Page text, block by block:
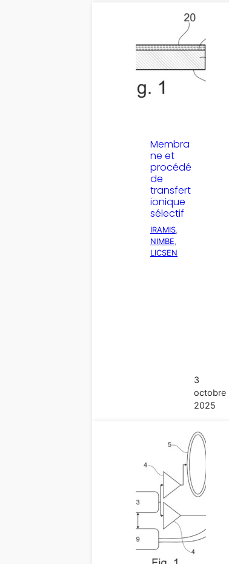
Membra
ne et
procédé
de
transfert
ionique
sélectif
IRAMIS
NIMBE
LICSEN
3
octobre
2025